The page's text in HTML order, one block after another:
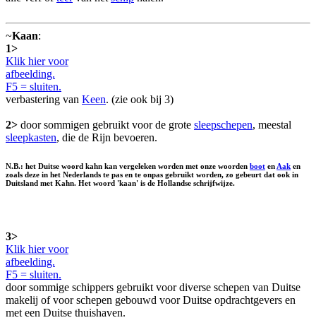
~Kaan:
1>
Klik hier voor
afbeelding.
F5 = sluiten.
verbastering van Keen. (zie ook bij 3)
2> door sommigen gebruikt voor de grote sleepschepen, meestal
sleepkasten, die de Rijn bevoeren.
N.B.: het Duitse woord kahn kan vergeleken worden met onze woorden boot en Aak en
zoals deze in het Nederlands te pas en te onpas gebruikt worden, zo gebeurt dat ook in
Duitsland met Kahn. Het woord 'kaan' is de Hollandse schrijfwijze.
3>
Klik hier voor
afbeelding.
F5 = sluiten.
door sommige schippers gebruikt voor diverse schepen van Duitse
makelij of voor schepen gebouwd voor Duitse opdrachtgevers en
met een Duitse thuishaven.